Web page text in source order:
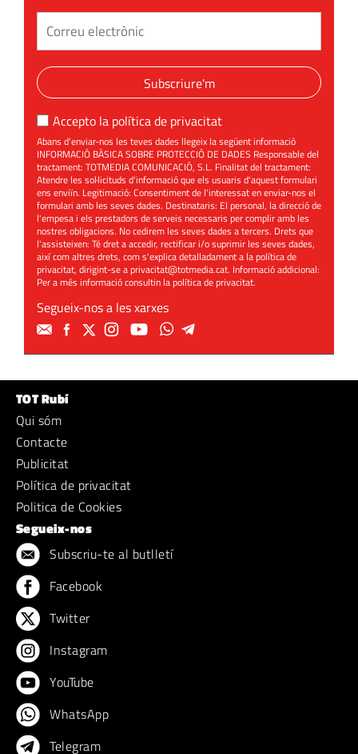
Subscriure'm
Accepto la política de privacitat
Abans d'enviar-nos les teves dades llegeix la següent informació
INFORMACIÓ BÀSICA SOBRE PROTECCIÓ DE DADES Responsable del
tractament: TOTMEDIA COMUNICACIÓ, S.L. Finalitat del tractament:
Atendre les sol·licituds d'informació que els usuaris d'aquest formulari
ens enviïn. Legitimació: Consentiment de l'interessat en enviar-nos el
formulari amb les seves dades. Destinataris: El personal, la direcció de
l'empesa i els prestadors de serveis necessaris per complir amb les
nostres obligacions. No cedirem les seves dades a tercers. Drets que
l'assisteixen: Té dret a accedir, rectificar i/o suprimir les seves dades,
així com altres drets, com s'explica detalladament a la política de
privacitat, dirigint-se aprivacitat@totmedia.cat. Informació addicional:
Per a més informació consultin lapolítica de privacitat.
Segueix-nos a les xarxes
TOT Rubí
Qui sóm
Contacte
Publicitat
Política de privacitat
Politica de Cookies
Segueix-nos
Subscriu-te al butlletí
Facebook
Twitter
Instagram
YouTube
WhatsApp
Telegram